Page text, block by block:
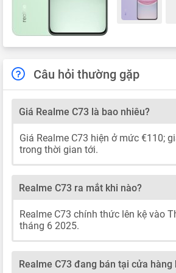
Câu hỏi thường gặp
Giá Realme C73 là bao nhiêu?
Giá Realme C73 hiện ở mức €110;
trong thời gian tới.
Realme C73 ra mắt khi nào?
Realme C73 chính thức lên kệ vào
tháng 6 2025.
Realme C73 đang bán tại cửa hàng